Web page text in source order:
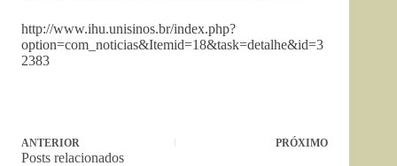
http://www.ihu.unisinos.br/index.php?
option=com_noticias&Itemid=18&task=detalhe&id=3
2383
ANTERIOR PRÓXIMO
Posts relacionados